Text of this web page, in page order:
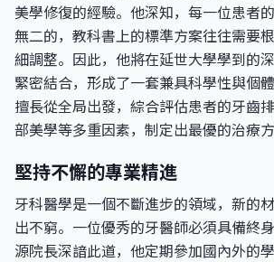
美學修復的經驗。他深知，每一位患者
無二的，教科書上的標準方案往往需要
細調整。因此，他將在延世大學學到的
緊密結合，形成了一套兼具科學性與個
擅長從全局出發，綜合評估患者的牙齒
部美學等多重因素，制定出最優的治療方
堅持不懈的專業精進
牙科醫學是一個不斷進步的領域，新的
出不窮。一位優秀的牙醫師必須具備終
源院長深諳此道，他定期參加國內外的